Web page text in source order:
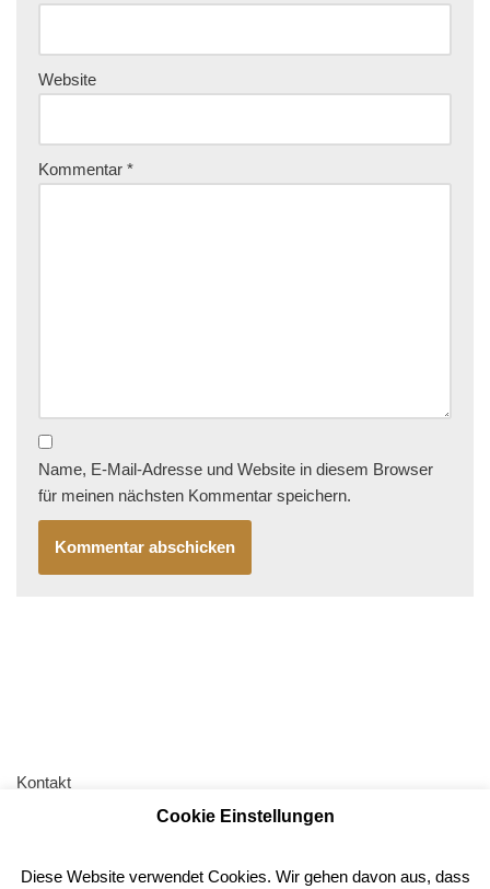
Website
Kommentar *
Name, E-Mail-Adresse und Website in diesem Browser
für meinen nächsten Kommentar speichern.
Kontakt
Cookie Einstellungen
Diese Website verwendet Cookies. Wir gehen davon aus, dass